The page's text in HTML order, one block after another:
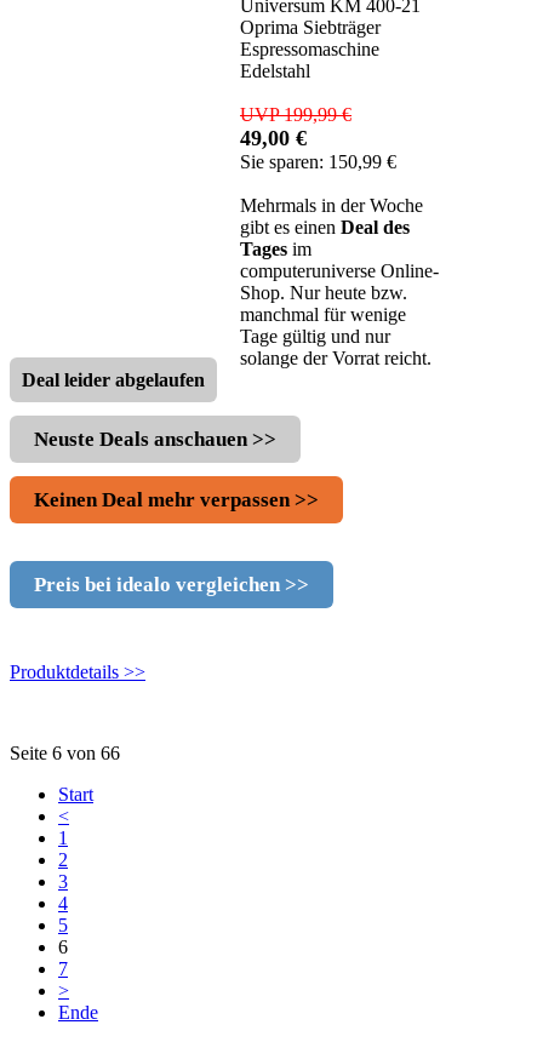
Universum KM 400-21
Oprima Siebträger
Espressomaschine
Edelstahl
UVP 199,99 €
49,00 €
Sie sparen: 150,99 €
Mehrmals in der Woche
gibt es einen Deal des
Tages im
computeruniverse Online-
Shop. Nur heute bzw.
manchmal für wenige
Tage gültig und nur
solange der Vorrat reicht.
Deal leider abgelaufen
Neuste Deals anschauen >>
Keinen Deal mehr verpassen >>
Preis bei idealo vergleichen >>
Produktdetails >>
Seite 6 von 66
Start
<
1
2
3
4
5
6
7
>
Ende